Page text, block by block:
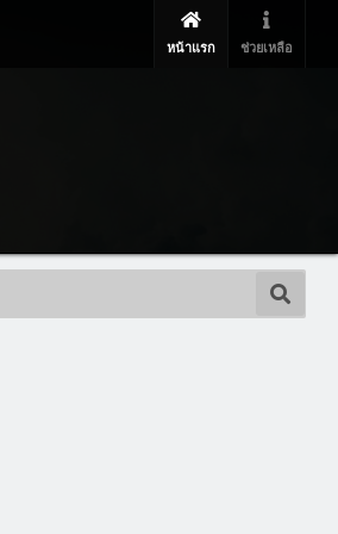
หน้าแรก ช่วยเหลือ